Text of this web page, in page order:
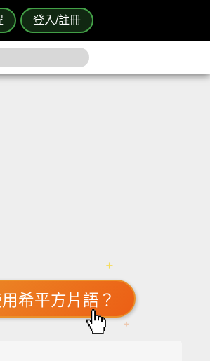
登入/註冊
希平方片語？